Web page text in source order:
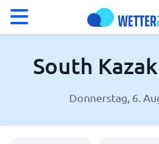
°C
Wetter in South Kazakhstan
South
Donnerstag, 6.